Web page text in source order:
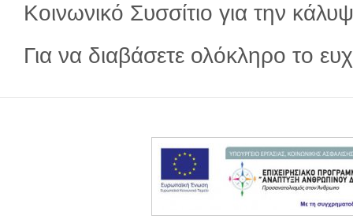
Κοινωνικό Συσσίτιο για την
Για να διαβάσετε ολόκληρο το